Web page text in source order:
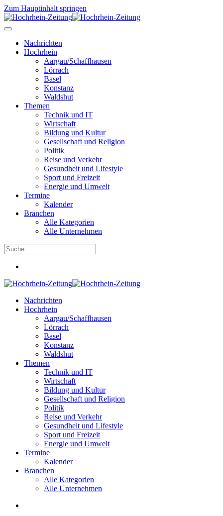
Zum Hauptinhalt springen
Nachrichten
Hochrhein
Aargau/Schaffhausen
Lörrach
Basel
Konstanz
Waldshut
Themen
Technik und IT
Wirtschaft
Bildung und Kultur
Gesellschaft und Religion
Politik
Reise und Verkehr
Gesundheit und Lifestyle
Sport und Freizeit
Energie und Umwelt
Termine
Kalender
Branchen
Alle Kategorien
Alle Unternehmen
Nachrichten
Hochrhein
Aargau/Schaffhausen
Lörrach
Basel
Konstanz
Waldshut
Themen
Technik und IT
Wirtschaft
Bildung und Kultur
Gesellschaft und Religion
Politik
Reise und Verkehr
Gesundheit und Lifestyle
Sport und Freizeit
Energie und Umwelt
Termine
Kalender
Branchen
Alle Kategorien
Alle Unternehmen